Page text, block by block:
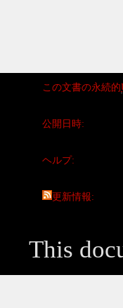
この文書の永続的
公開日時
ヘルプ
更新情報
This